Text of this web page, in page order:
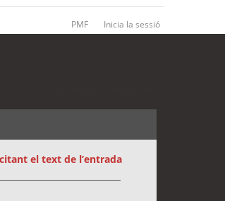
PMF Inicia la sessió
el text de l’entrada